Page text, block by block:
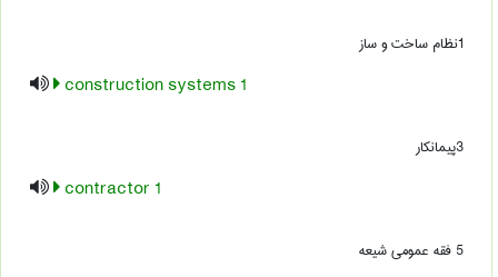
1نظام ساخت و ساز
1 construction systems
3پیمانکار
1 contractor
5 فقه عمومی شیعه